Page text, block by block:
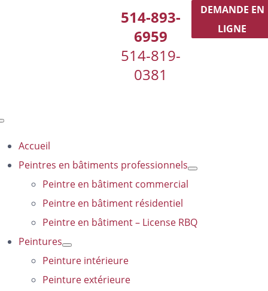
514-893-
6959
514-819-
0381
DEMANDE EN
LIGNE
Accueil
Peintres en bâtiments professionnels
Peintre en bâtiment commercial
Peintre en bâtiment résidentiel
Peintre en bâtiment – License RBQ
Peintures
Peinture intérieure
Peinture extérieure